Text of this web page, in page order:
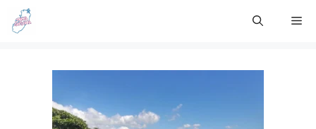
Skip